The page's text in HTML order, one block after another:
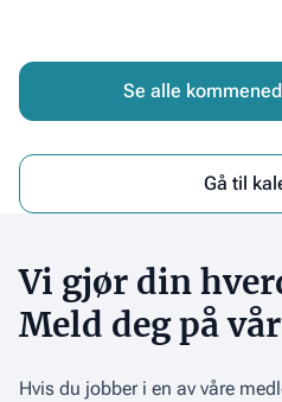
for
bygges
Se alle
Gå til
Vi gjør din
Meld deg på
Hvis du jobber i en av våre